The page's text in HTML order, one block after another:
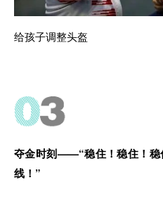
给孩子调整头盔
夺金时刻——“稳住！稳住！稳
线！”